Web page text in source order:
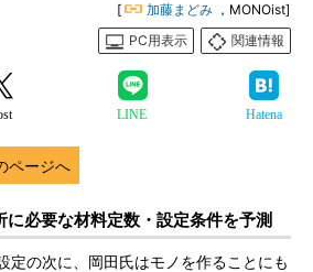
[ 加藤まどみ ，MONOist]
PC用表示
関連情報
LINE Hatena
ページへ
必要な材料定数・設定条件を予測
の次に、岡田氏はモノを作ることにも